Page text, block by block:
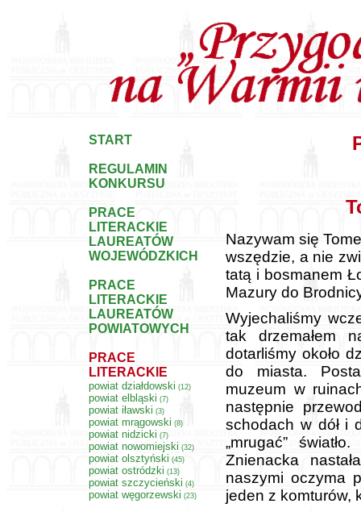
START
REGULAMIN
KONKURSU
PRACE
LITERACKIE
LAUREATÓW
WOJEWÓDZKICH
PRACE
LITERACKIE
LAUREATÓW
POWIATOWYCH
PRACE
LITERACKIE
powiat działdowski (12)
powiat elbląski (7)
powiat iławski (3)
powiat mrągowski (8)
powiat nidzicki (7)
powiat nowomiejski (32)
powiat olsztyński (45)
powiat ostródzki (13)
powiat szczycieński (4)
powiat węgorzewski (23)
Nazywam się
wszędzie, a nie
tatą i bosmanem
Mazury do
Wyjechaliśmy
tak drzemałem
dotarliśmy około
do miasta.
muzeum w
następnie
schodach w dół i
„mrugać”
Znienacka
naszymi oczyma
jeden z komturów,